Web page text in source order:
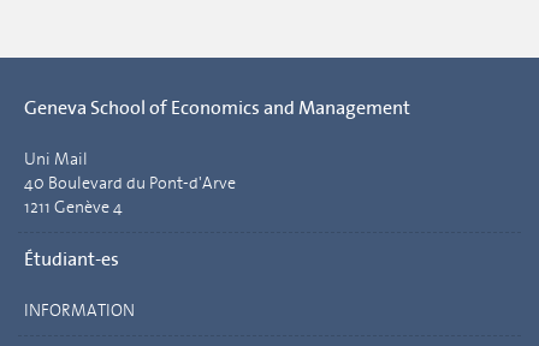
Geneva School of Economics and Management
Uni Mail
40 Boulevard du Pont-d'Arve
1211 Genève 4
Étudiant-es
INFORMATION